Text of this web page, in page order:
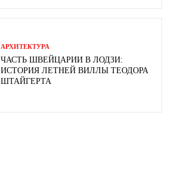
АРХИТЕКТУРА
ЧАСТЬ ШВЕЙЦАРИИ В ЛОДЗИ:
ИСТОРИЯ ЛЕТНЕЙ ВИЛЛЫ ТЕОДОРА
ШТАЙГЕРТА